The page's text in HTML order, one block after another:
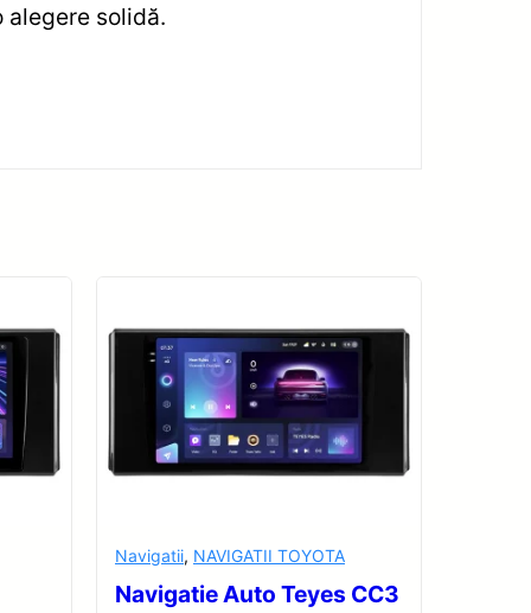
solidă.
Navigatii, NAVIGATII TOYOTA
Navigatie Auto Teyes CC3